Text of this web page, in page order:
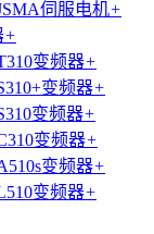
伺服电机+
+
变频器+
变频器+
变频器+
变频器+
变频器+
变频器+